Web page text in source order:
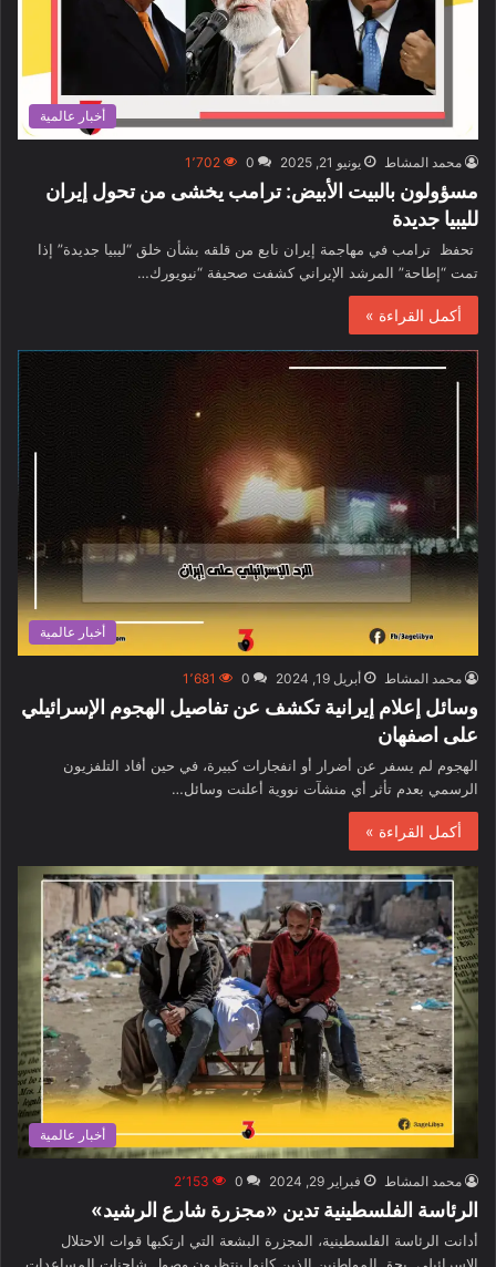
أخبار عالمية
محمد المشاط يونيو 21, 2025 0 1٬702
مسؤولون بالبيت الأبيض: ترامب يخشى من تحول إيران
لليبيا جديدة
تحفظ ترامب في مهاجمة إيران نابع من قلقه بشأن خلق “ليبيا جديدة” إذا
تمت “إطاحة” المرشد الإيراني كشفت صحيفة “نيويورك…
أكمل القراءة »
أخبار عالمية
محمد المشاط أبريل 19, 2024 0 1٬681
وسائل إعلام إيرانية تكشف عن تفاصيل الهجوم الإسرائيلي
على اصفهان
الهجوم لم يسفر عن أضرار أو انفجارات كبيرة، في حين أفاد التلفزيون
الرسمي بعدم تأثر أي منشآت نووية أعلنت وسائل…
أكمل القراءة »
أخبار عالمية
محمد المشاط فبراير 29, 2024 0 2٬153
الرئاسة الفلسطينية تدين «مجزرة شارع الرشيد»
أدانت الرئاسة الفلسطينية، المجزرة البشعة التي ارتكبها قوات الاحتلال